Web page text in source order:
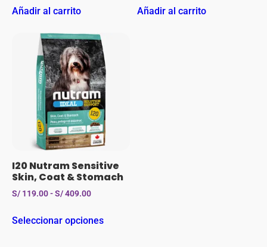
Añadir al carrito Añadir al carrito
I20 Nutram Sensitive
Skin, Coat & Stomach
S/ 119.00-S/409.00
Seleccionar opciones